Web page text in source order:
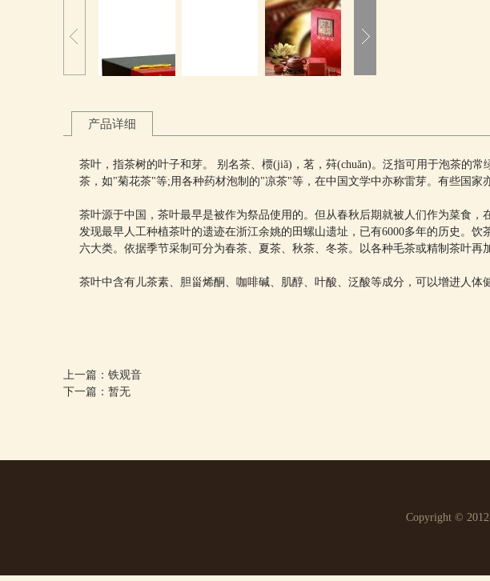
产品详细
茶叶，指茶树的叶子和芽。 别名茶、槚(jiǎ)，茗，荈(chuǎn)。泛指可用于泡茶的
茶，如"菊花茶"等;用各种药材泡制的"凉茶"等，在中国文学中亦称雷芽。有些国家
茶叶源于中国，茶叶最早是被作为祭品使用的。但从春秋后期就被人们作为菜食
发现最早人工种植茶叶的遗迹在浙江余姚的田螺山遗址，已有6000多年的历史。
六大类。依据季节采制可分为春茶、夏茶、秋茶、冬茶。以各种毛茶或精制茶叶
茶叶中含有儿茶素、胆甾烯酮、咖啡碱、肌醇、叶酸、泛酸等成分，可以增进人体
上一篇：铁观音
下一篇：暂无
Copyright ©